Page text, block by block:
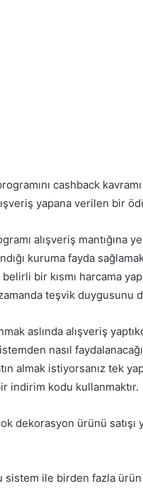
cashback
yapana verilen bir
alışveriş mantığına
kuruma fayda
bir kısmı harcama
teşvik duygusunu
aslında alışveriş
nasıl
almak istiyorsanız tek
indirim kodu kullanmaktır.
dekorasyon ürünü satışı
ile birden fazla ürün